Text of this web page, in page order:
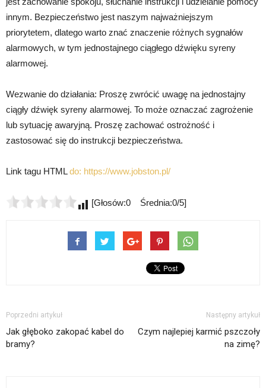
innym. Bezpieczeństwo jest naszym najważniejszym
priorytetem, dlatego warto znać znaczenie różnych sygnałów
alarmowych, w tym jednostajnego ciągłego dźwięku syreny
alarmowej.
Wezwanie do działania: Proszę zwrócić uwagę na jednostajny
ciągły dźwięk syreny alarmowej. To może oznaczać zagrożenie
lub sytuację awaryjną. Proszę zachować ostrożność i
zastosować się do instrukcji bezpieczeństwa.
Link tagu HTMLdo: https://www.jobston.pl/
[Głosów:0 Średnia:0/5]
Poprzedni artykuł
Jak głęboko zakopać kabel do
bramy?
Następny artykuł
Czym najlepiej karmić pszczoły
na zimę?